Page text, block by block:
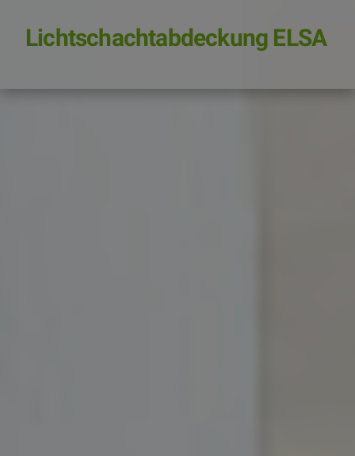
Lichtschachtabdeckung ELSA